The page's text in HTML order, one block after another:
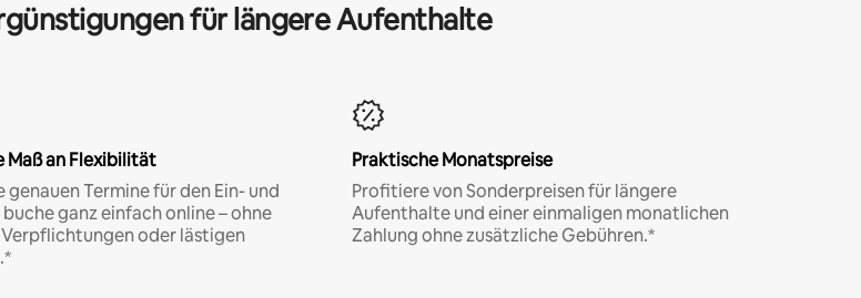
für längere Aufenthalte
Maß an Flexibilität
genauen Termine für den Ein- und
ganz einfach online – ohne
oder lästigen
Praktische Monatspreise
Profitiere von Sonderpreisen für längere
Aufenthalte und einer einmaligen monatlichen
Zahlung ohne zusätzliche Gebühren.*